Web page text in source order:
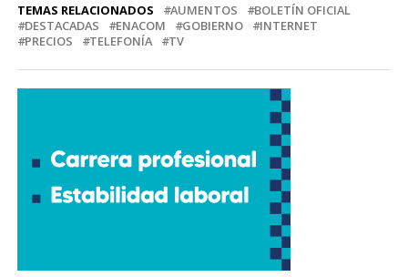
TEMAS RELACIONADOS AUMENTOS
BOLETÍN OFICIAL
DESTACADAS
ENACOM GOBIERNO
INTERNET
PRECIOS
TELEFONÍA TV